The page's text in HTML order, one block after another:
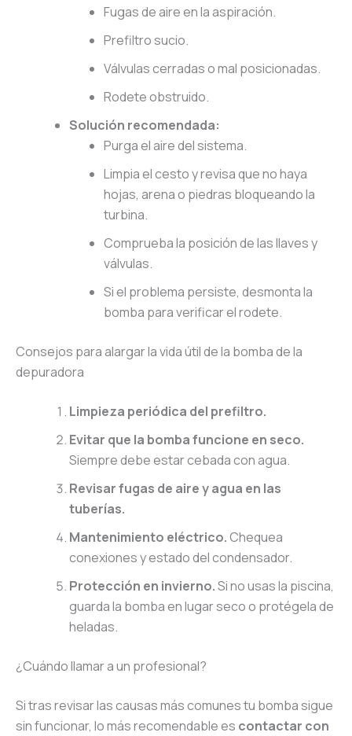
Fugas de aire en la aspiración.
Prefiltro sucio.
Válvulas cerradas o mal posicionadas.
Rodete obstruido.
Solución recomendada:
Purga el aire del sistema.
Limpia el cesto y revisa que no haya
hojas, arena o piedras bloqueando la
turbina.
Comprueba la posición de las llaves y
válvulas.
Si el problema persiste, desmonta la
bomba para verificar el rodete.
Consejos para alargar la vida útil de la bomba de la
depuradora
Limpieza periódica del prefiltro.
Evitar que la bomba funcione en seco.
Siempre debe estar cebada con agua.
Revisar fugas de aire y agua en las
tuberías.
Mantenimiento eléctrico. Chequea
conexiones y estado del condensador.
Protección en invierno.Si no usas la piscina,
guarda la bomba en lugar seco o protégela de
heladas.
¿Cuándo llamar a un profesional?
Si tras revisar las causas más comunes tu bomba sigue
sin funcionar, lo más recomendable es contactar con